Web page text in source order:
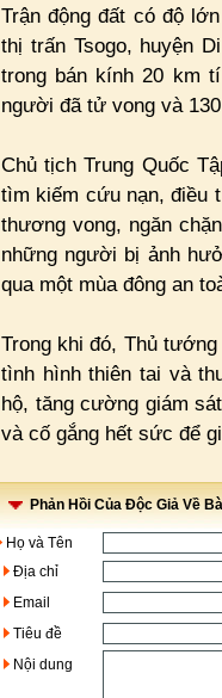
Trận động đất có độ
thị trấn Tsogo, huyện
trong bán kính 20 km
người đã tử vong và
Chủ tịch Trung Quốc
tìm kiếm cứu nạn, điều
thương vong, ngăn
những người bị ảnh
qua một mùa đông an
Trong khi đó, Thủ
tình hình thiên tai và
hộ, tăng cường giám
và cố gắng hết sức để
Phản Hồi Của Độc Giả Về
Họ và Tên
Địa chỉ
Email
Tiêu đề
Nội dung